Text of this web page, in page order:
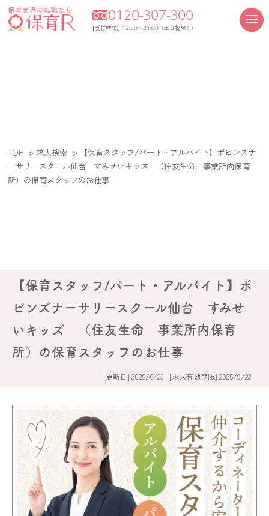
保育業界の転職なら 0120-307-300
【受付時間】 12:30～21:00 （土日祝除く）
TOP > 求人検索 > 【保育スタッフ/パート・アルバイト】ポピンズナ
ーサリースクール仙台 すみせいキッズ （住友生命 事業所内保育
所）の保育スタッフのお仕事
【保育スタッフ/パート・アルバイト】ポ
ピンズナーサリースクール仙台 すみせ
いキッズ （住友生命 事業所内保育
所）の保育スタッフのお仕事
[更新日] 2025/6/23 [求人有効期限] 2025/9/22